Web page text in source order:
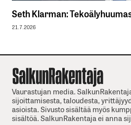
Seth Klarman:
21.7.2026
Vaurastujan media.
sijoittamisesta, taloudesta,
asioista. Sivusto sisältää myös
sisältöä. SalkunRakentaja ei anna